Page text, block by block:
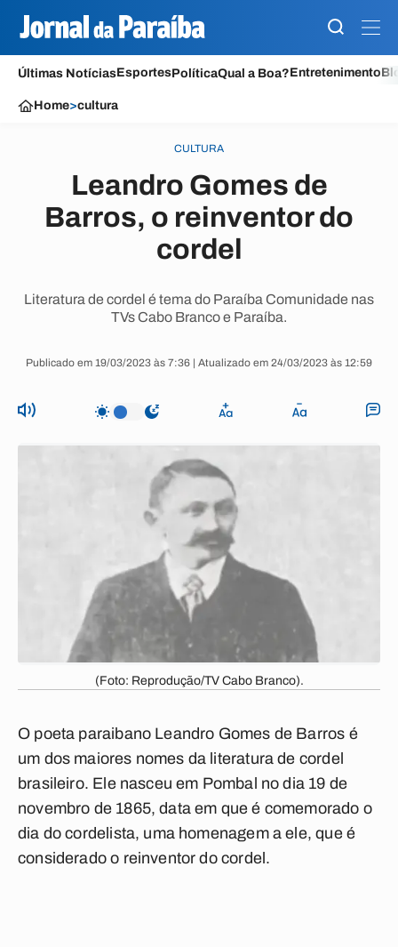
Últimas NotíciasEsportesPolíticaQual a Boa?Entretenimento
Home>cultura
CULTURA
Leandro Gomes de
Barros, o reinventor do
cordel
Literatura de cordel é tema do Paraíba Comunidade nas
TVs Cabo Branco e Paraíba.
Publicado em 19/03/2023 às 7:36 | Atualizado em 24/03/2023 às 12:59
(Foto: Reprodução/TV Cabo Branco).
O poeta paraibano Leandro Gomes de Barros é
um dos maiores nomes da literatura de cordel
brasileiro. Ele nasceu em Pombal no dia 19 de
novembro de 1865, data em que é comemorado o
dia do cordelista, uma homenagem a ele, que é
considerado o reinventor do cordel.